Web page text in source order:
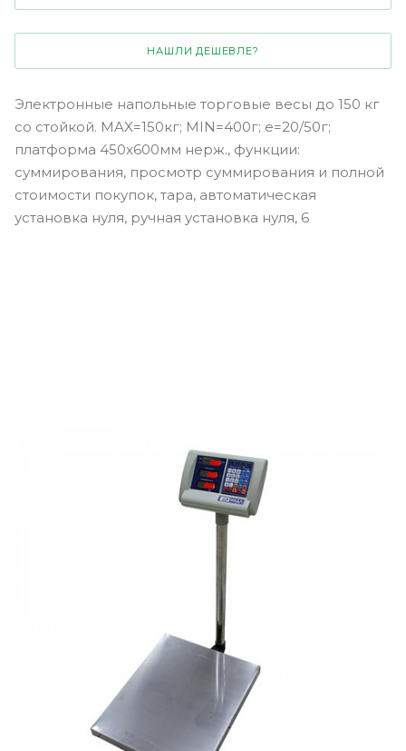
НАШЛИ ДЕШЕВЛЕ?
Электронные напольные торговые весы до 150 кг
со стойкой. MAX=150кг; MIN=400г; e=20/50г;
платформа 450х600мм нерж., функции:
суммирования, просмотр суммирования и полной
стоимости покупок, тара, автоматическая
установка нуля, ручная установка нуля, 6